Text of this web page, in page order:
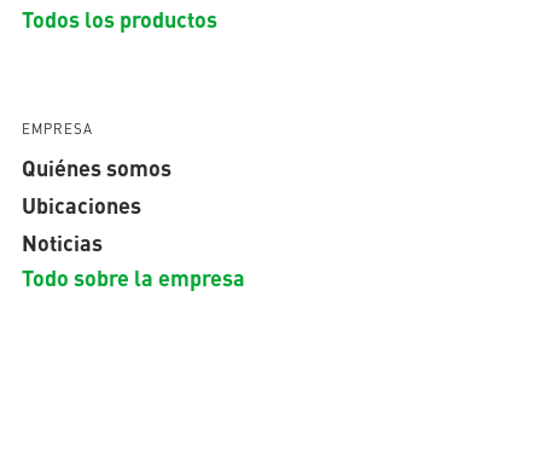
Todos los productos
EMPRESA
Quiénes somos
Ubicaciones
Noticias
Todo sobre la empresa